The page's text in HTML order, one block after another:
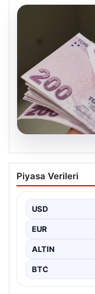
07.08.2026
Bayram
2026
Piyasa Verileri
USD
EUR
ALTIN
BTC